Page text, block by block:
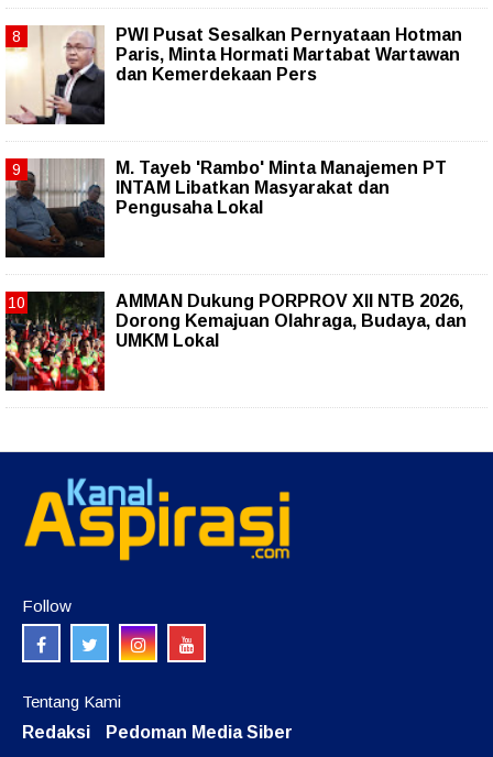
PWI Pusat Sesalkan Pernyataan Hotman
Paris, Minta Hormati Martabat Wartawan
dan Kemerdekaan Pers
M. Tayeb 'Rambo' Minta Manajemen PT
INTAM Libatkan Masyarakat dan
Pengusaha Lokal
AMMAN Dukung PORPROV XII NTB 2026,
Dorong Kemajuan Olahraga, Budaya, dan
UMKM Lokal
Follow
Tentang Kami
Redaksi
Pedoman Media Siber